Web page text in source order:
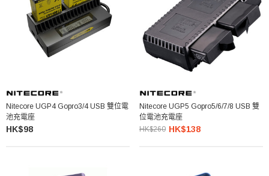
Nitecore UGP4 Gopro3/4 USB 雙位電
池充電座
HK$98
Nitecore UGP5 Gopro5/6/7/8 USB 雙
位電池充電座
HK$260 HK$138